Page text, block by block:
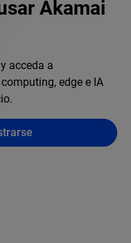
Akamai
acceda a
edge e IA